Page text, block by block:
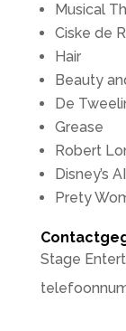
Musical
Ciske de
Hair
Beauty
De
Grease
Robert
Disney’s
Prety
Stage